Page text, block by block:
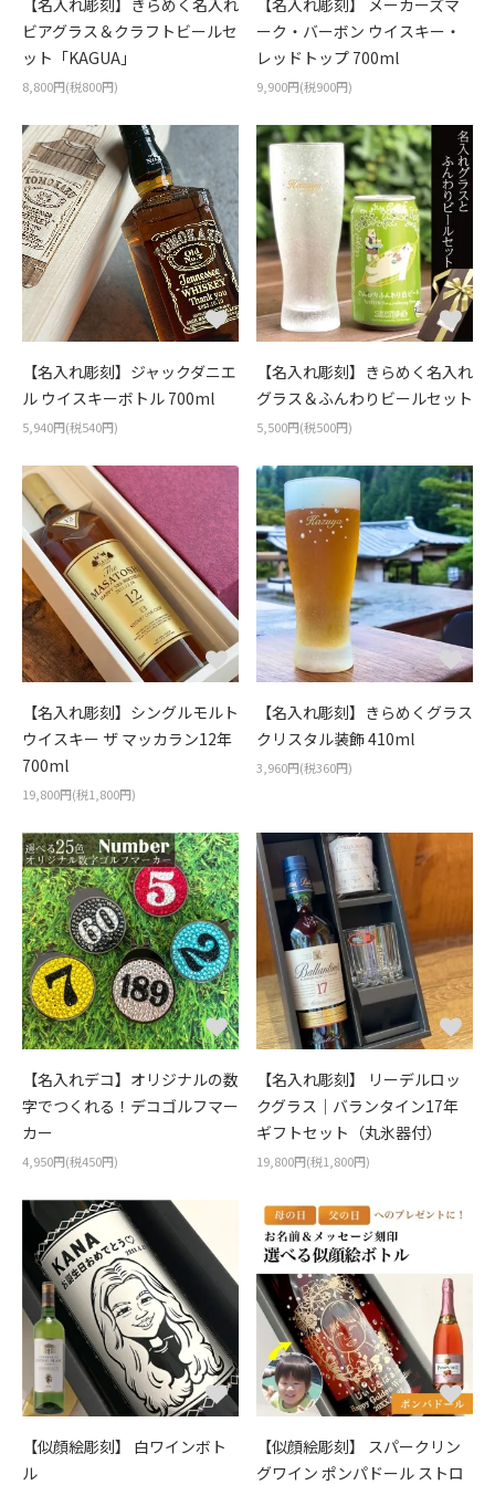
【名入れ彫刻】きらめく名入れ
ビアグラス＆クラフトビールセ
ット「KAGUA」
8,800円(税800円)
【名入れ彫刻】 メーカーズマ
ーク・バーボン ウイスキー・
レッドトップ 700ml
9,900円(税900円)
【名入れ彫刻】ジャックダニエ
ル ウイスキーボトル 700ml
5,940円(税540円)
【名入れ彫刻】きらめく名入れ
グラス＆ふんわりビールセット
5,500円(税500円)
【名入れ彫刻】シングルモルト
ウイスキー ザ マッカラン12年
700ml
19,800円(税1,800円)
【名入れ彫刻】きらめくグラス
クリスタル装飾 410ml
3,960円(税360円)
【名入れデコ】オリジナルの数
字でつくれる！デコゴルフマー
カー
4,950円(税450円)
【名入れ彫刻】 リーデルロッ
クグラス｜バランタイン17年
ギフトセット（丸氷器付）
19,800円(税1,800円)
【似顔絵彫刻】 白ワインボト
ル
【似顔絵彫刻】 スパークリン
グワイン ポンパドール ストロ